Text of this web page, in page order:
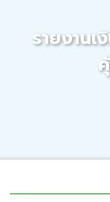
รายงานเ